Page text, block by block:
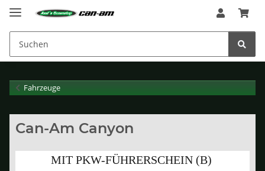
Fahrzeuge
Can-Am Canyon
MIT PKW-FÜHRERSCHEIN (B)